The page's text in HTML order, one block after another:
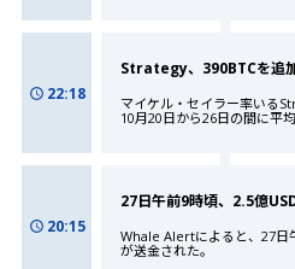
22:18
Strategy、390BTCを追
マイケル・セイラー率いる
10月20日から26日の間に平均
20:15
27日午前9時頃、2.5億
Whale Alertによると、27日
が送金された。